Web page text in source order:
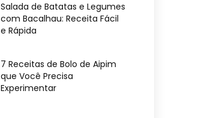
Salada de Batatas e Legumes
com Bacalhau: Receita Fácil
e Rápida
7 Receitas de Bolo de Aipim
que Você Precisa
Experimentar